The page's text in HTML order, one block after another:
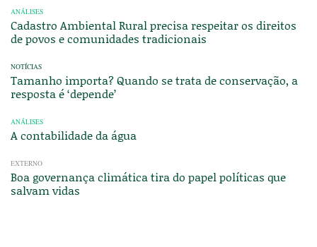
ANÁLISES
Cadastro Ambiental Rural precisa respeitar os direitos
de povos e comunidades tradicionais
NOTÍCIAS
Tamanho importa? Quando se trata de conservação, a
resposta é ‘depende’
ANÁLISES
A contabilidade da água
EXTERNO
Boa governança climática tira do papel políticas que
salvam vidas